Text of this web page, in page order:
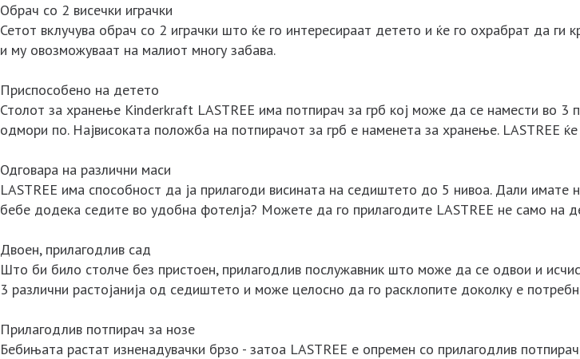
Обрач со 2 висечки играчки
Сетот вклучува обрач со 2 играчки што ќе го интересираат детето и ќе го охрабрат да ги
и му овозможуваат на малиот многу забава.
Приспособено на детето
Столот за хранење Kinderkraft LASTREE има потпирач за грб кој може да се намести во
одмори по. Највисоката положба на потпирачот за грб е наменета за хранење. LASTREE
Одговара на различни маси
LASTREE има способност да ја прилагоди висината на седиштето до 5 нивоа. Дали
бебе додека седите во удобна фотелја? Можете да го прилагодите LASTREE не само на
Двоен, прилагодлив сад
Што би било столче без пристоен, прилагодлив послужавник што може да се одвои и
3 различни растојанија од седиштето и може целосно да го расклопите доколку е
Прилагодлив потпирач за нозе
Бебињата растат изненадувачки брзо - затоа LASTREE е опремен со прилагодлив